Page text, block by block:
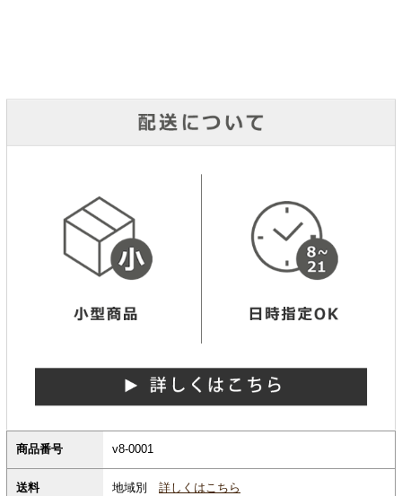
商品番号 v8-0001
送料 地域別 詳しくはこちら